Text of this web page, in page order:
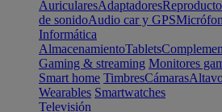
AuricularesAdaptadores
de sonidoAudio car y GPS
Informática
AlmacenamientoTablets
Gaming & streaming Monitores
Smart home TimbresCámaras
Wearables Smartwatches
Televisión